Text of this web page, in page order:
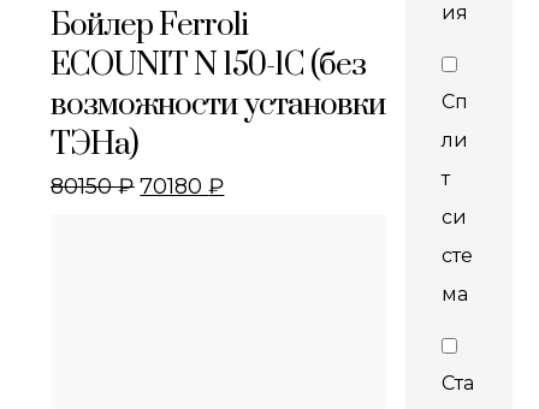
Бойлер Ferroli
ECOUNIT N 150-1C (без
возможности установки
ТЭНа)
80150₽ 70180₽
ия
Сп
ли
т
си
сте
ма
Ста